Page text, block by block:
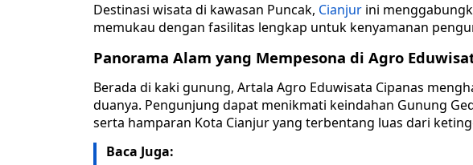
Destinasi wisata di kawasan Puncak, Cianjur ini
memukau dengan fasilitas lengkap untuk kenyamanan
Panorama Alam yang Mempesona di Agro
Berada di kaki gunung, Artala Agro Eduwisata Cipanas
duanya. Pengunjung dapat menikmati keindahan Gunung
serta hamparan Kota Cianjur yang terbentang luas dari
Baca Juga: